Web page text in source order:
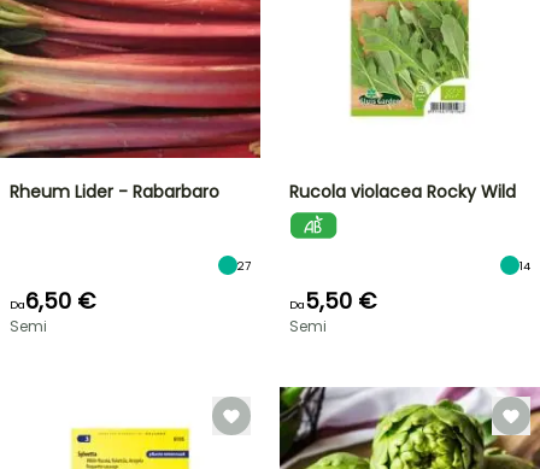
Rheum Lider - Rabarbaro
27
Da6,50 €
Semi
Rucola violacea Rocky Wild
14
Da5,50 €
Semi